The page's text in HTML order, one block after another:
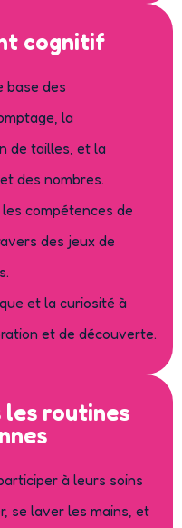
cognitif
base des
la
de tailles, et la
des nombres.
des jeux de
et la curiosité à
et de découverte.
les routines
à leurs soins
se laver les mains, et